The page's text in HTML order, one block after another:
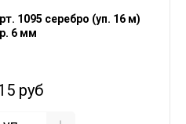
1095 серебро (уп. 16 м)
6 мм
руб